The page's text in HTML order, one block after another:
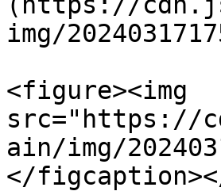
img/
<figure><img
src="https://
ain/img/
</